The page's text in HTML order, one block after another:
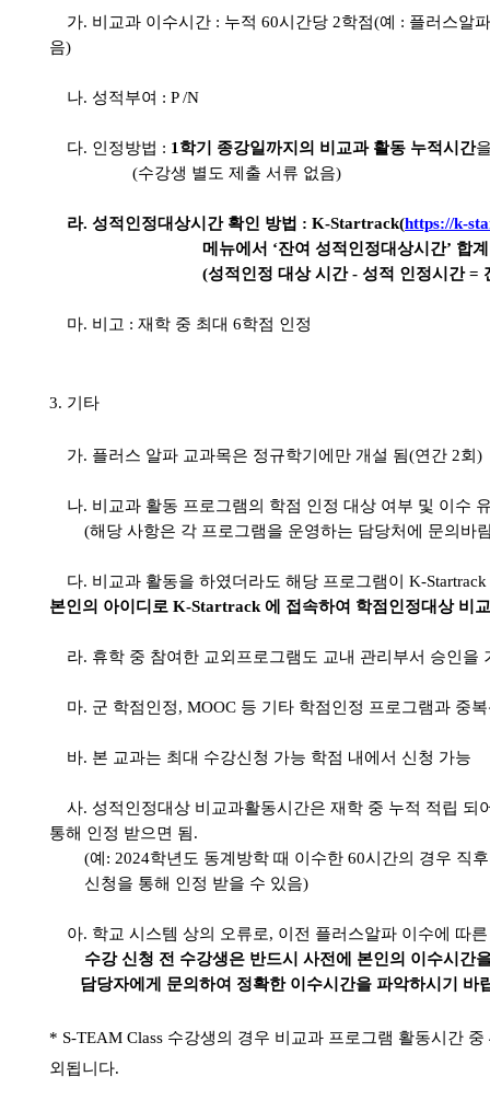
가. 비교과 이수시간 : 누적 60시간당 2학점(예 : 플러스알파
음)
나. 성적부여 : P /N
다. 인정방법 : 1 학기 종강일까지의 비교과 활동 누적시간
(수강생 별도 제출 서류 없음)
라. 성적인정대상시간 확인 방법 : K-Startrack(https://k-
메뉴에서 ‘잔여 성적인정대상시간’ 합
(성적인정 대상 시간- 성적 인정시간 =
마. 비고 : 재학 중 최대 6학점 인정
3. 기타
가. 플러스 알파 교과목은 정규학기에만 개설 됨(연간 2회 )
나. 비교과 활동 프로그램의 학점 인정 대상 여부 및 이수
(해당 사항은 각 프로그램을 운영하는 담당처에 문의바
다. 비교과 활동을 하였더라도 해당 프로그램이
K-Startrack
본인의 아이디로 K-Startrack 에 접속하여 학점인정대상
라. 휴학 중 참여한 교외프로그램도 교내 관리부서 승인을
마. 군 학점인정, MOOC 등 기타 학점인정 프로그램과 중
바. 본 교과는 최대 수강신청 가능 학점 내에서 신청 가능
사. 성적인정대상 비교과활동시간은 재학 중 누적 적립 되
통해 인정 받으면 됨.
(예 : 2024학년도 동계방학 때 이수한 60시간의 경우 직
신청을 통해 인정 받을 수 있음)
아. 학교 시스템 상의 오류로, 이전 플러스알파 이수에 따
수강 신청 전 수강생은 반드시 사전에 본인의 이수시간
담당자에게 문의하여 정확한 이수시간을 파악하시기 바
* S-TEAM Class 수강생의 경우 비교과 프로그램 활동시간 중
외됩니다.